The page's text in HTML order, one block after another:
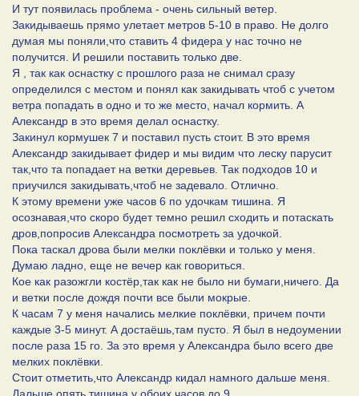
И тут появилась проблема - очень сильный ветер.
Закидываешь прямо улетает метров 5-10 в право. Не долго
думая мы поняли,что ставить 4 фидера у нас точно не
получится. И решили поставить только две.
Я , так как оснастку с прошлого раза не снимал сразу
определился с местом и понял как закидывать чтоб с учетом
ветра попадать в одно и то же место, начал кормить. А
Александр в это время делал оснастку.
Закинул кормушек 7 и поставил пусть стоит. В это время
Александр закидывает фидер и мы видим что леску парусит
так,что та попадает на ветки деревьев. Так подходов 10 и
приучился закидывать,чтоб не задевало. Отлично.
К этому времени уже часов 6 по удочкам тишина. Я
осознавая,что скоро будет темно решил сходить и потаскать
дров,попросив Александра посмотреть за удочкой.
Пока таскал дрова были мелки поклёвки и только у меня.
Думаю ладно, еще не вечер как говориться.
Кое как разожгли костёр,так как не было ни бумаги,ничего. Да
и ветки после дождя почти все были мокрые.
К часам 7 у меня начались мелкие поклёвки, причем почти
каждые 3-5 минут. А достаёшь,там пусто. Я был в недоумении
после раза 15 го. За это время у Александра было всего две
мелких поклёвки.
Стоит отметить,что Александр кидал намного дальше меня.